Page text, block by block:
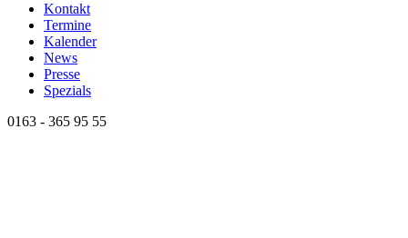
Kontakt
Termine
Kalender
News
Presse
Spezials
0163 - 365 95 55